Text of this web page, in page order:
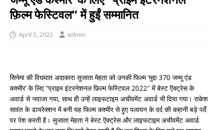
फ़िल्म फेस्टिवल” में हुईं सम्मानित
April 5, 2022 admin
सिनेमा की विख्यात अदाकारा सुजाता मेहता को उनकी फिल्म ‘मुद्दा 370 जम्मू एंड
कश्मीर’ के लिए “प्राइम इंटरनेशनल फ़िल्म फेस्टिवल 2022″ में बेस्ट ऎक्ट्रेस के
अवार्ड से नवाजा गया, साथ ही उन्हें लाइफटाइम अचीवमेंट अवार्ड भी दिया गया। राकेश
सावंत के डायरेक्शन में बनी यह फिल्म कश्मीर से हुए पलायन के दर्द की कहानी बड़े पर्दे
पर पेश करती है। सुजाता मेहता ने बेस्ट ऎक्ट्रेस और लाइफटाइम अचीवमेंट अवार्ड